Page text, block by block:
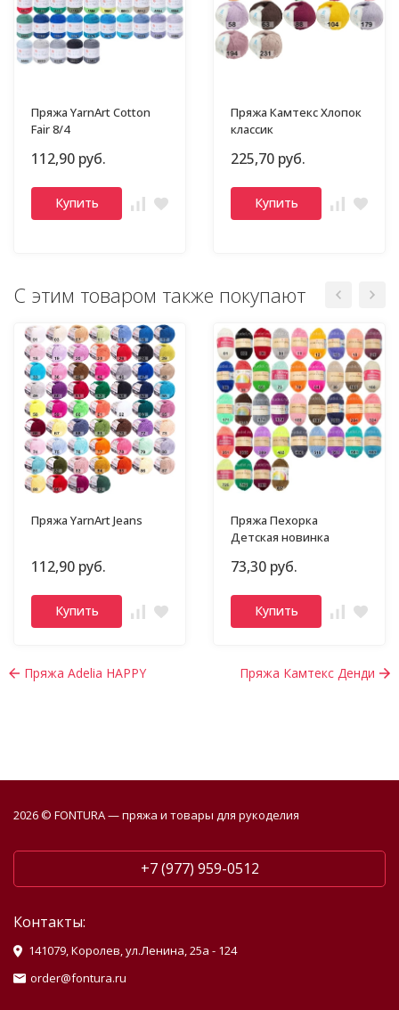
Пряжа YarnArt Cotton
Fair 8/4
112,90 руб.
Купить
Пряжа Камтекс Хлопок
классик
225,70 руб.
Купить
С этим товаром также покупают
Пряжа YarnArt Jeans
112,90 руб.
Купить
Пряжа Пехорка
Детская новинка
73,30 руб.
Купить
Пряжа Adelia HAPPY Пряжа Камтекс Денди
2026 © FONTURA — пряжа и товары для рукоделия
+7 (977) 959-0512
Контакты:
141079, Королев, ул.Ленина, 25а - 124
order@fontura.ru